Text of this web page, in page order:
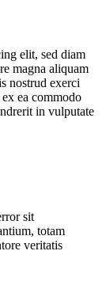
elit, sed diam
magna aliquam
nostrud exerci
ea commodo
in vulputate
sit
totam
veritatis